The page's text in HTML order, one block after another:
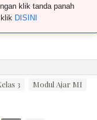
klik tanda panah
DISINI
3
Modul Ajar MI